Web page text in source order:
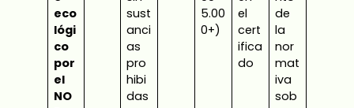
eco
lógi
co
por
el
NO
sust
anci
as
pro
hibi
das
5.00
0+)
el
cert
ifica
do
de
la
nor
mat
iva
sob